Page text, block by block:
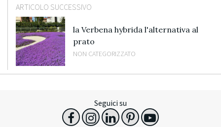
ARTICOLO SUCCESSIVO
la Verbena hybrida l'alternativa al
prato
NON CATEGORIZZATO
Seguici su